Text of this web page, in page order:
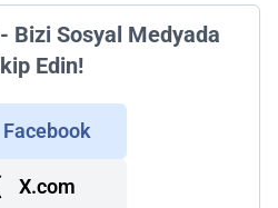
Bizi Sosyal Medyada
Edin!
Facebook
X.com